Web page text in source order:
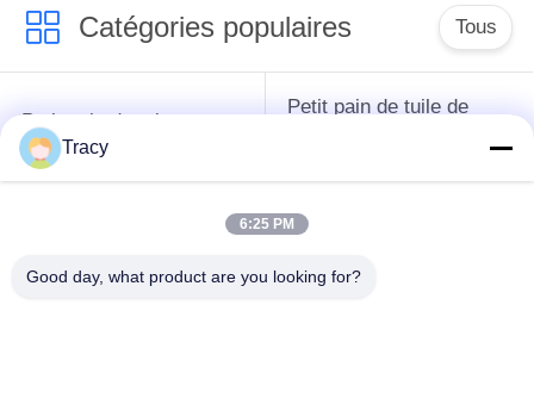
Catégories populaires Tous
Petit pain de toit
formant la machine
Petit pain de tuile de
de descente
Machine de formage
à volets
Tracy
6:25 PM
Good day, what product are you looking for?